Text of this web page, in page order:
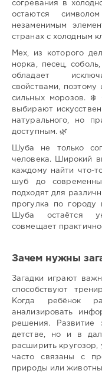
согревания в
остаются
незаменимым
странах с холодным
Мех, из которого
норка, песец,
обладает
свойствами,
сильных морозов. ❄️
выбирают
натурального, но
доступным. 🌿
Шуба не только
человека. Широкий
каждому найти что-
шуб до
подходят для
прогулка по городу
Шуба остаётся
совмещает
Зачем нужны
Загадки играют
способствуют
Когда ребёнок
анализировать
решения.
детстве, но и в
расширить кругозор,
часто связаны с
природы или